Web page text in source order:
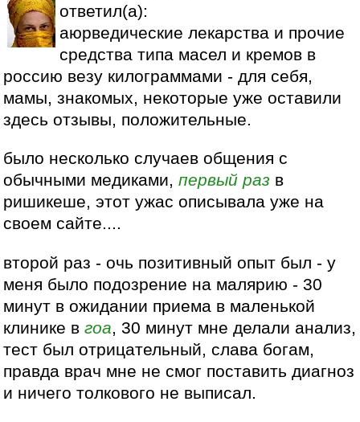
ответил(а):
аюрведические лекарства и прочие
средства типа масел и кремов в
россию везу килограммами - для себя,
мамы, знакомых, некоторые уже оставили
здесь отзывы, положительные.
было несколько случаев общения с
обычными медиками,первый раз в
ришикеше, этот ужас описывала уже на
своем сайте....
второй раз - очь позитивный опыт был - у
меня было подозрение на малярию - 30
минут в ожидании приема в маленькой
клинике вгоа, 30 минут мне делали анализ,
тест был отрицательный, слава богам,
правда врач мне не смог поставить диагноз
и ничего толкового не выписал.